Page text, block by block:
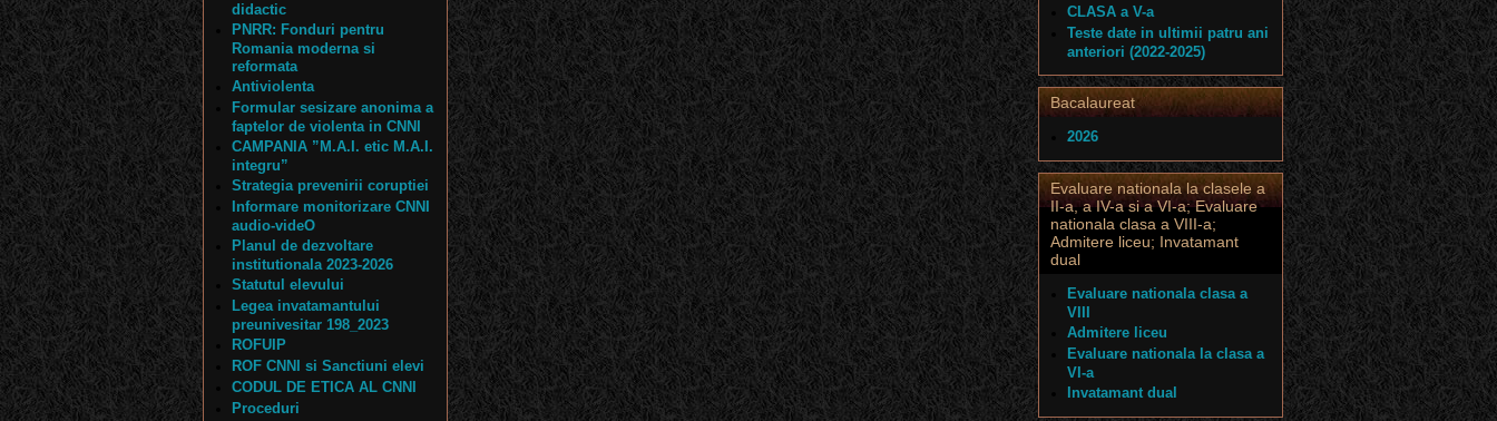
didactic
PNRR: Fonduri pentru
Romania moderna si
reformata
Antiviolenta
Formular sesizare anonima a
faptelor de violenta in CNNI
CAMPANIA ”M.A.I. etic M.A.I.
integru”
Strategia prevenirii coruptiei
Informare monitorizare CNNI
audio-videO
Planul de dezvoltare
institutionala 2023-2026
Statutul elevului
Legea invatamantului
preunivesitar 198_2023
ROFUIP
ROF CNNI si Sanctiuni elevi
CODUL DE ETICA AL CNNI
Proceduri
CLASA a V-a
Teste date in ultimii patru ani
anteriori (2022-2025)
Bacalaureat
2026
Evaluare nationala la clasele a
II-a, a IV-a si a VI-a; Evaluare
nationala clasa a VIII-a;
Admitere liceu; Invatamant
dual
Evaluare nationala clasa a
VIII
Admitere liceu
Evaluare nationala la clasa a
VI-a
Invatamant dual